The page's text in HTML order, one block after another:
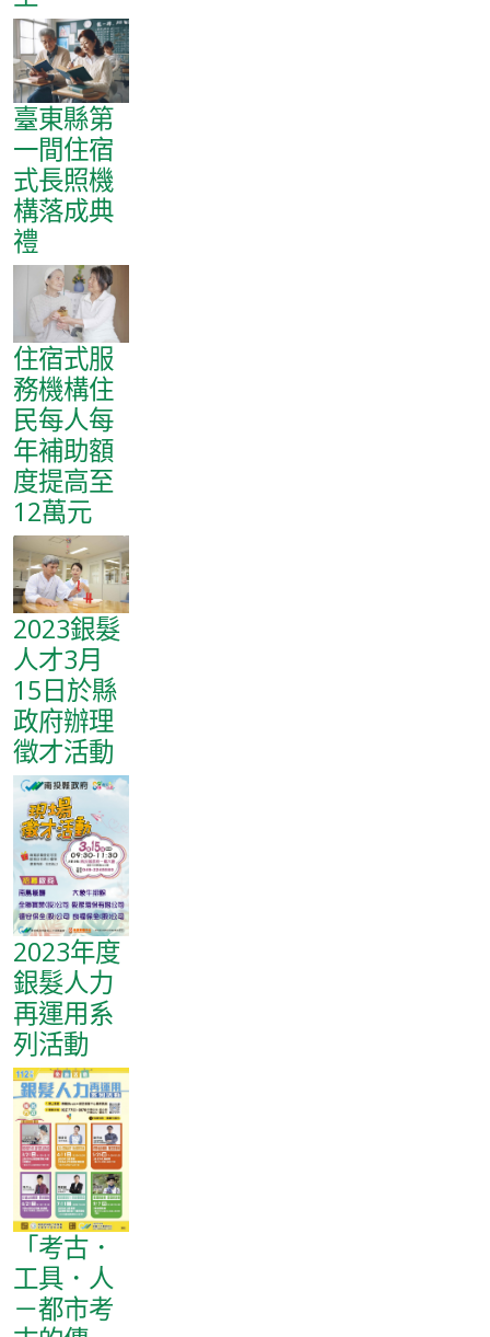
臺東縣第
一間住宿
式長照機
構落成典
禮
住宿式服
務機構住
民每人每
年補助額
度提高至
12萬元
2023銀髮
人才3月
15日於縣
政府辦理
徵才活動
2023年度
銀髮人力
再運用系
列活動
「考古．
工具．人
－都市考